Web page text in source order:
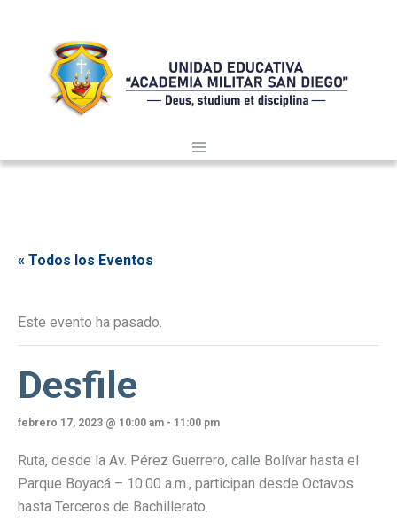
« Todos los Eventos
Este evento ha pasado.
Desfile
febrero 17, 2023 @ 10:00 am - 11:00 pm
Ruta, desde la Av. Pérez Guerrero, calle Bolívar hasta el
Parque Boyacá – 10:00 a.m., participan desde Octavos
hasta Terceros de Bachillerato.